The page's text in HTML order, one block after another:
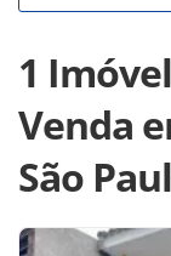
1
Venda
São